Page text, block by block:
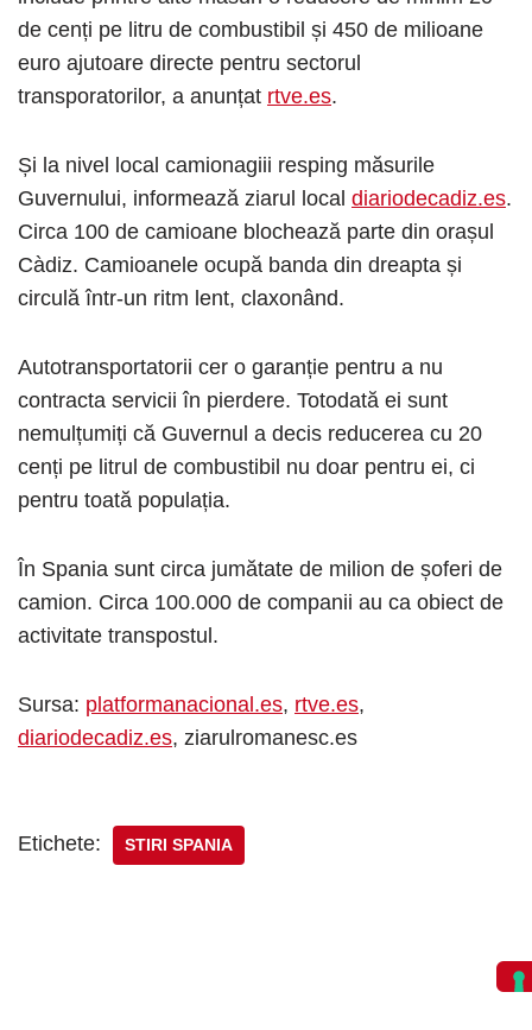
de cenți pe litru de combustibil și 450 de milioane
euro ajutoare directe pentru sectorul
transporatorilor, a anunțat rtve.es.
Și la nivel local camionagiii resping măsurile
Guvernului, informează ziarul local diariodecadiz.es.
Circa 100 de camioane blochează parte din orașul
Càdiz. Camioanele ocupă banda din dreapta și
circulă într-un ritm lent, claxonând.
Autotransportatorii cer o garanție pentru a nu
contracta servicii în pierdere. Totodată ei sunt
nemulțumiți că Guvernul a decis reducerea cu 20
cenți pe litrul de combustibil nu doar pentru ei, ci
pentru toată populația.
În Spania sunt circa jumătate de milion de șoferi de
camion. Circa 100.000 de companii au ca obiect de
activitate transpostul.
Sursa: platformanacional.es, rtve.es,
diariodecadiz.es, ziarulromanesc.es
Etichete: STIRI SPANIA